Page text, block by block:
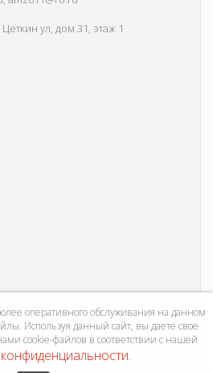
ул, дом 31, этаж 1
оперативного обслуживания на данном
Используя данный сайт, вы даете свое
cookie-файлов в соответствии с нашей
.